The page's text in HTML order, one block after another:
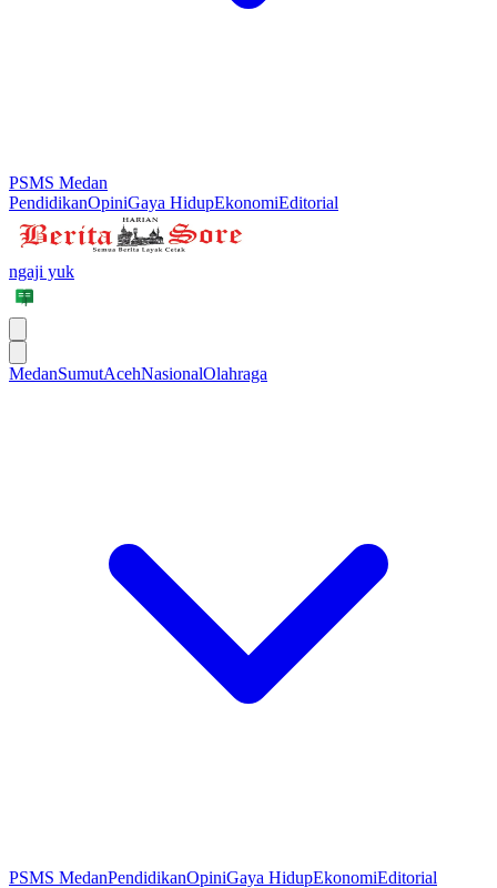
PSMS Medan
PendidikanOpiniGaya HidupEkonomiEditorial
ngaji yuk
MedanSumutAcehNasionalOlahraga
PSMS MedanPendidikanOpiniGaya HidupEkonomiEditorial